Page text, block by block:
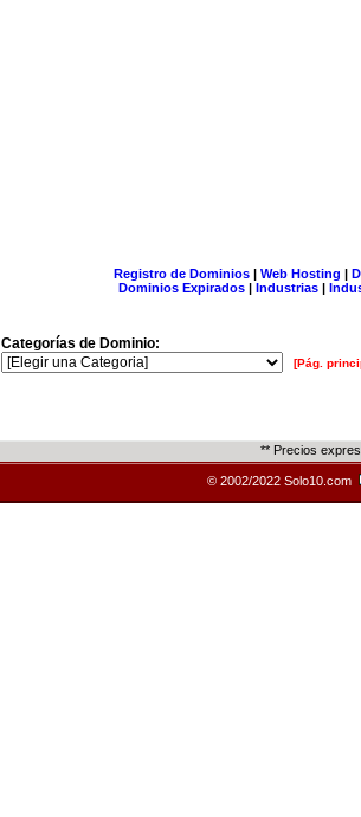
Registro de Dominios| Web Hosting |
Dominios Expirados | Industrias |
Categorías de Dominio:
[Pág.
** Precios
© 2002/2022 Solo10.com